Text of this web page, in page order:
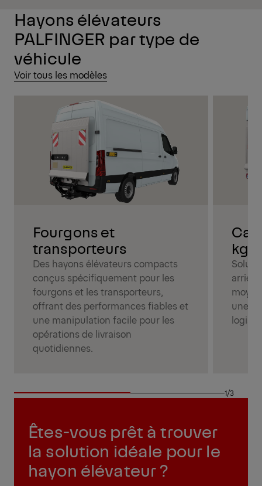
Hayons élévateurs
PALFINGER par type de
véhicule
Voir tous les modèles
Fourgons et
transporteurs
Des hayons élévateurs compacts
conçus spécifiquement pour les
fourgons et les transporteurs,
offrant des performances fiables et
une manipulation facile pour les
opérations de livraison
quotidiennes.
kg
une
1/3
Êtes-vous prêt à trouver
la solution idéale pour le
hayon élévateur ?